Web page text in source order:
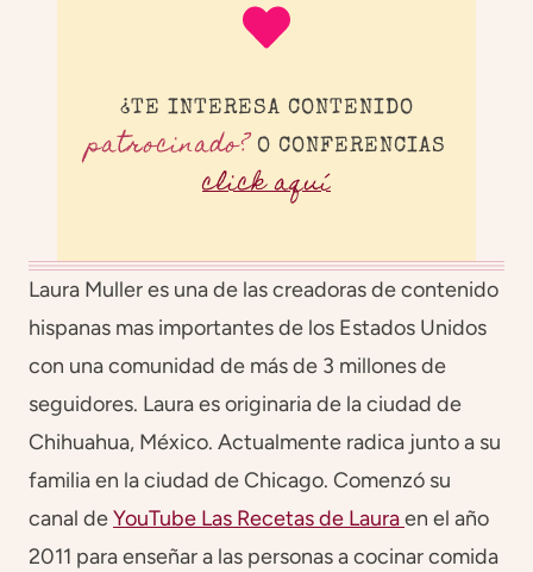
¿TE INTERESA CONTENIDO
patrocinado? O CONFERENCIAS
click aquí
Laura Muller es una de las creadoras de contenido
hispanas mas importantes de los Estados Unidos
con una comunidad de más de 3 millones de
seguidores. Laura es originaria de la ciudad de
Chihuahua, México. Actualmente radica junto a su
familia en la ciudad de Chicago. Comenzó su
canal deYouTube Las Recetas de Lauraen el año
2011 para enseñar a las personas a cocinar comida